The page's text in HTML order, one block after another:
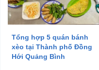
Tổng hợp 5 quán bánh
xèo tại Thành phố Đồng
Hới Quảng Bình